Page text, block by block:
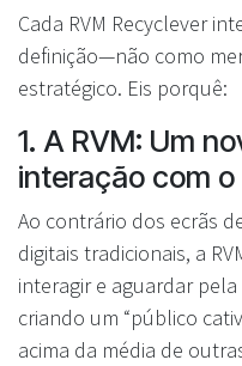
Cada RVM Recyclever
definição—não como
estratégico. Eis porquê:
1. A RVM: Um
interação com
Ao contrário dos ecrãs
digitais tradicionais, a
interagir e aguardar
criando um “público
acima da média de